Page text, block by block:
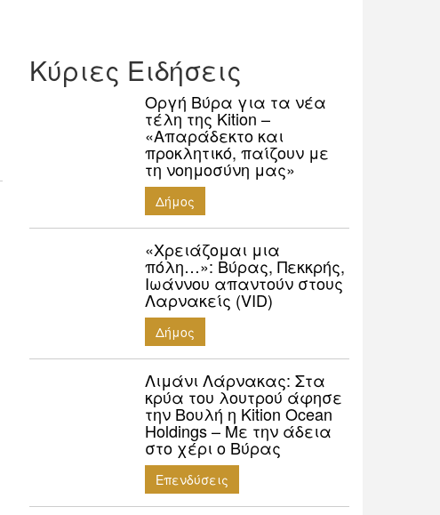
Κύριες Ειδήσεις
Οργή Βύρα για τα νέα
τέλη της Kition –
«Απαράδεκτο και
προκλητικό, παίζουν με
τη νοημοσύνη μας»
Δήμος
«Χρειάζομαι μια
πόλη…»: Βύρας, Πεκκρής,
Ιωάννου απαντούν στους
Λαρνακείς (VID)
Δήμος
Λιμάνι Λάρνακας: Στα
κρύα του λουτρού άφησε
την Βουλή η Kition Ocean
Holdings – Με την άδεια
στο χέρι ο Βύρας
Επενδύσεις